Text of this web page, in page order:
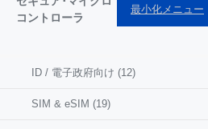
コントローラ
最小化メニュー
ID / 電子政府向け (12)
SIM & eSIM (19)